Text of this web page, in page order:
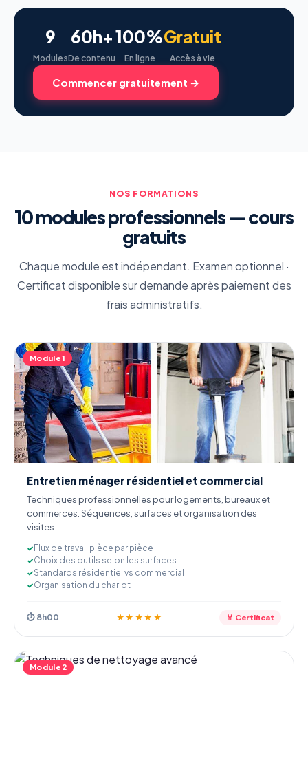
9
Modules
60h+
De contenu
100%
En ligne
Gratuit
Accès à vie
Commencer gratuitement →
NOS FORMATIONS
10 modules professionnels — cours
gratuits
Chaque module est indépendant. Examen optionnel ·
Certificat disponible sur demande après paiement des
frais administratifs.
Module 1
Entretien ménager résidentiel et commercial
Techniques professionnelles pour logements, bureaux et
commerces. Séquences, surfaces et organisation des
visites.
Flux de travail pièce par pièce
Choix des outils selon les surfaces
Standards résidentiel vs commercial
Organisation du chariot
⏱ 8h00 ★★★★★ 🏅 Certificat
Module 2